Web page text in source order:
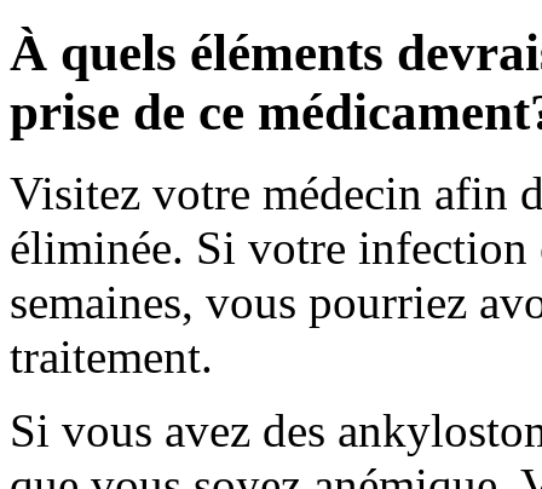
À quels éléments
prise de ce
Visitez votre médecin afin
éliminée. Si votre infection
semaines, vous pourriez
traitement.
Si vous avez des